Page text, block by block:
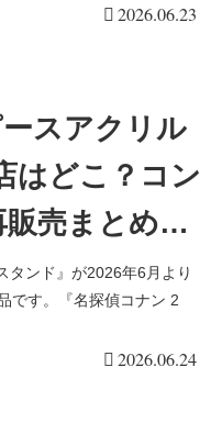
2026.06.23
スアクリル
はどこ？コン
売まとめ！
、ローソン
タンド』が2026年6月より
です。『名探偵コナン 2
2026.06.24